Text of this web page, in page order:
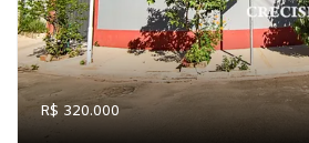
R$ 320.000